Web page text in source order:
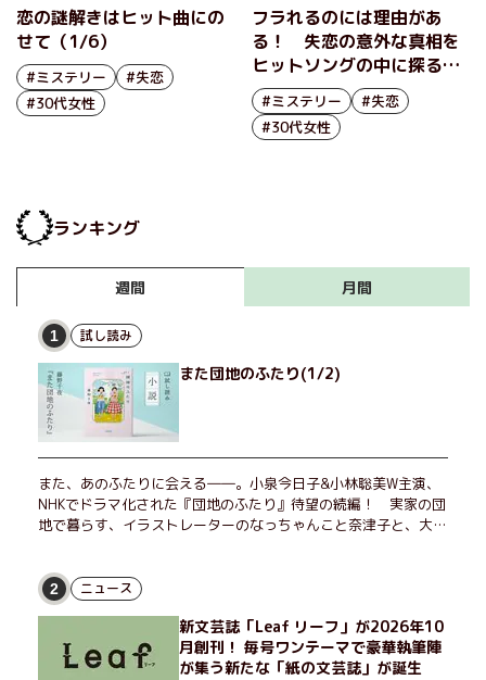
恋の謎解きはヒット曲にの
せて（1/6）
#ミステリー
#失恋
#30代女性
フラれるのには理由があ
る！ 失恋の意外な真相を
ヒットソングの中に探る、
謎解き恋愛ミステリー
『恋の謎解きはヒット曲に
のせて』大石大
#ミステリー
#失恋
#30代女性
ランキング
週間 月間
1 試し読み
また団地のふたり(1/2)
また、あのふたりに会える――。小泉今日子&小林聡美W主演、
NHKでドラマ化された『団地のふたり』待望の続編！ 実家の団
地で暮らす、イラストレーターのなっちゃんこと奈津子と、大学
げたり、部屋でふたりだけの「台湾映画祭」を催したり。50代
独身、幼なじみの変わらぬ友情とささやかな幸せの日々を描く。
2 ニュース
新文芸誌「Leaf リーフ」が2026年10
月創刊！ 毎号ワンテーマで豪華執筆陣
が集う新たな「紙の文芸誌」が誕生